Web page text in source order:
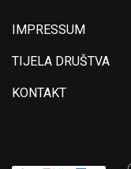
IMPRESSUM
TIJELA DRUŠTVA
KONTAKT